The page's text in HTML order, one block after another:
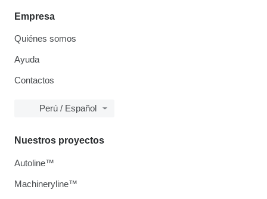
Empresa
Quiénes somos
Ayuda
Contactos
Perú / Español
Nuestros proyectos
Autoline™
Machineryline™